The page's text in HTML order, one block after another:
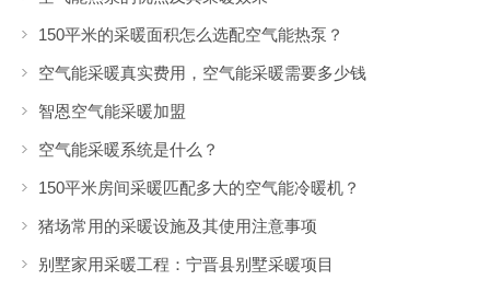
150平米的采暖面积怎么选配空气能热泵？
空气能采暖真实费用，空气能采暖需要多少钱
智恩空气能采暖加盟
空气能采暖系统是什么？
150平米房间采暖匹配多大的空气能冷暖机？
猪场常用的采暖设施及其使用注意事项
别墅家用采暖工程：宁晋县别墅采暖项目